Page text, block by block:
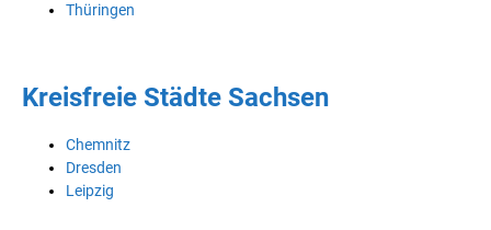
Thüringen
Kreisfreie Städte Sachsen
Chemnitz
Dresden
Leipzig